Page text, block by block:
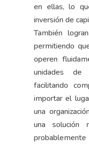
en ellas, lo
inversión de
También
permitiendo
operen
unidades
facilitando
importar el
una
una solución